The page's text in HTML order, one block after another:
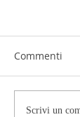
Commenti
Scrivi un